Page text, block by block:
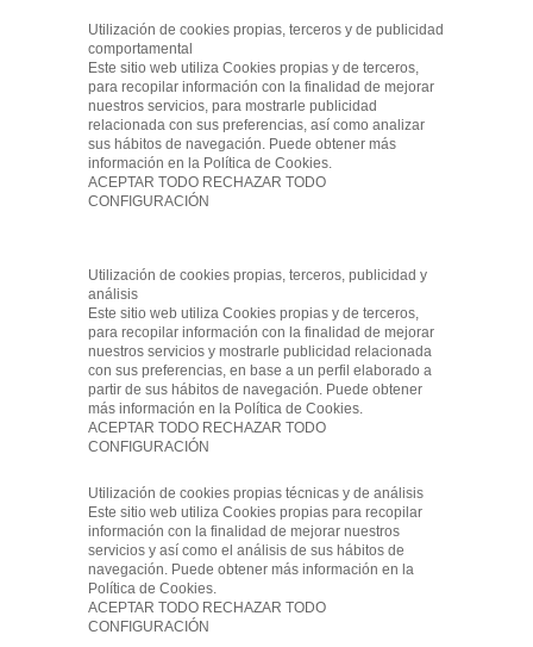
Utilización de cookies propias, terceros y de publicidad
comportamental
Este sitio web utiliza Cookies propias y de terceros,
para recopilar información con la finalidad de mejorar
nuestros servicios, para mostrarle publicidad
relacionada con sus preferencias, así como analizar
sus hábitos de navegación. Puede obtener más
información en la Política de Cookies.
ACEPTAR TODO RECHAZAR TODO
CONFIGURACIÓN
Utilización de cookies propias, terceros, publicidad y
análisis
Este sitio web utiliza Cookies propias y de terceros,
para recopilar información con la finalidad de mejorar
nuestros servicios y mostrarle publicidad relacionada
con sus preferencias, en base a un perfil elaborado a
partir de sus hábitos de navegación. Puede obtener
más información en la Política de Cookies.
ACEPTAR TODO RECHAZAR TODO
CONFIGURACIÓN
Utilización de cookies propias técnicas y de análisis
Este sitio web utiliza Cookies propias para recopilar
información con la finalidad de mejorar nuestros
servicios y así como el análisis de sus hábitos de
navegación. Puede obtener más información en la
Política de Cookies.
ACEPTAR TODO RECHAZAR TODO
CONFIGURACIÓN